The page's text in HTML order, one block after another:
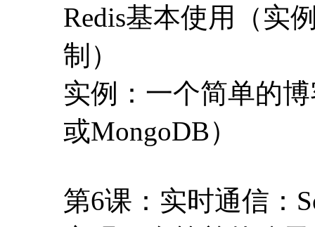
第6课：实时通信：
实现一个简单的聊
实时查看日志（
第7课：一个多用户